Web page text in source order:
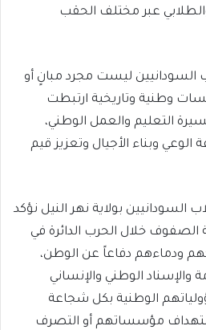
عبر مختلف الحقب
السودانيين ليست مجرد مبانٍ أو
وطنية وتاريخية ارتبطت
التعليم والعمل الوطني،
الوعي وبناء الأجيال وتعزيز قيم
السودانيين بولاية نهر النيل نؤكد
الصفوف خلال الحرب الدائرة في
ودماءهم دفاعاً عن الوطن،
الوطني والإنساني
الوطنية بكل شجاعة
مؤسساتهم أو التصرف